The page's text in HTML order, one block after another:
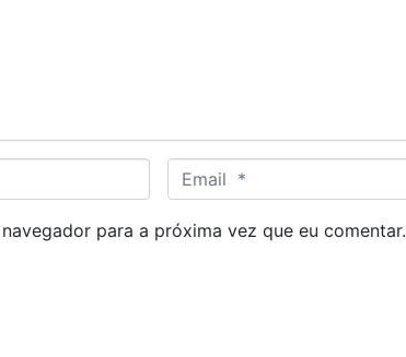
m
a
para a próxima vez que eu comentar.